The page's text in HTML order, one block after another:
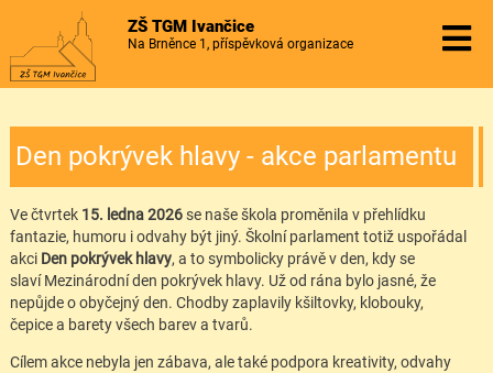
ZŠ TGM Ivančice
Na Brněnce 1, příspěvková organizace
Den pokrývek hlavy - akce parlamentu
Ve čtvrtek 15. ledna 2026se naše škola proměnila v přehlídku
fantazie, humoru i odvahy být jiný. Školní parlament totiž uspořádal
akci Den pokrývek hlavy, a to symbolicky právě v den, kdy se
slaví Mezinárodní den pokrývek hlavy. Už od rána bylo jasné, že
nepůjde o obyčejný den. Chodby zaplavily kšiltovky, klobouky,
čepice a barety všech barev a tvarů.
Cílem akce nebyla jen zábava, ale také podpora kreativity, odvahy